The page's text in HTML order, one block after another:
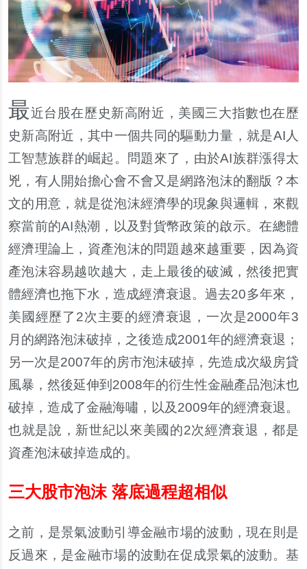
最近台股在歷史新高附近，美國三大指數也在歷
史新高附近，其中一個共同的驅動力量，就是AI人
工智慧族群的崛起。問題來了，由於AI族群漲得太
兇，有人開始擔心會不會又是網路泡沫的翻版？本
文的用意，就是從泡沫經濟學的現象與邏輯，來觀
察當前的AI熱潮，以及對貨幣政策的啟示。在總體
經濟理論上，資產泡沫的問題越來越重要，因為資
產泡沫容易越吹越大，走上最後的破滅，然後把實
體經濟也拖下水，造成經濟衰退。過去20多年來，
美國經歷了2次主要的經濟衰退，一次是2000年3
月的網路泡沫破掉，之後造成2001年的經濟衰退；
另一次是2007年的房市泡沫破掉，先造成次級房貸
風暴，然後延伸到2008年的衍生性金融產品泡沫也
破掉，造成了金融海嘯，以及2009年的經濟衰退。
也就是說，新世紀以來美國的2次經濟衰退，都是
資產泡沫破掉造成的。
三大股市泡沫 落底過程超相似
之前，是景氣波動引導金融市場的波動，現在則是
反過來，是金融市場的波動在促成景氣的波動。基